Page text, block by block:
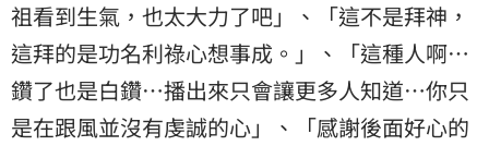
祖看到生氣，也太大力了吧」、「這不是拜神，
這拜的是功名利祿心想事成。」、「這種人啊…
鑽了也是白鑽…播出來只會讓更多人知道…你只
是在跟風並沒有虔誠的心」、「感謝後面好心的